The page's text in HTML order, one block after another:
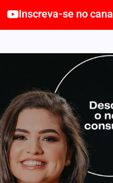
Inscreva-se no canal